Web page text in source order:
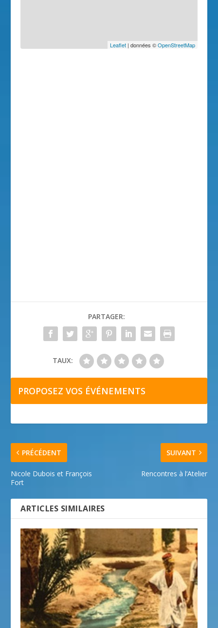
Leaflet| données ©OpenStreetMap
PARTAGER:
TAUX:
PROPOSEZ VOS ÉVÉNEMENTS
PRÉCÉDENT
Nicole Dubois et François
Fort
SUIVANT
Rencontres à l’Atelier
ARTICLES SIMILAIRES